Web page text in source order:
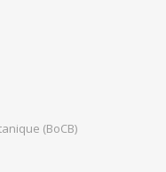
(BoCB)